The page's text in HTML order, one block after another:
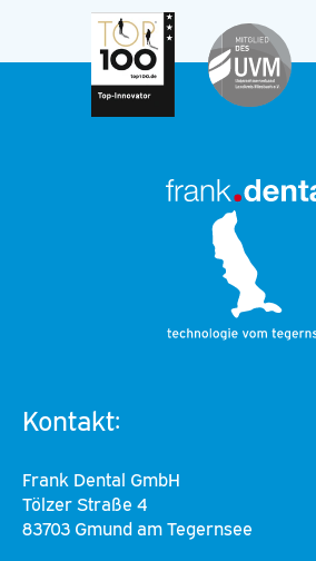
Kontakt:
Frank Dental GmbH
Tölzer Straße 4
83703 Gmund am Tegernsee